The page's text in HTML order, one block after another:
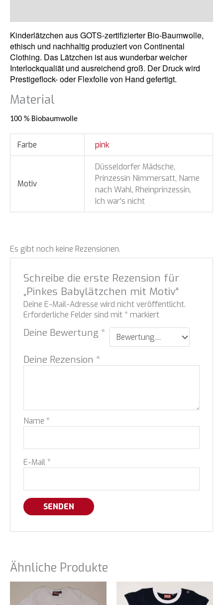
Kinderlätzchen aus GOTS-zertifizierter Bio-Baumwolle,
ethisch und nachhaltig produziert von Continental
Clothing. Das Lätzchen ist aus wunderbar weicher
Interlockqualiät und ausreichend groß. Der Druck wird
Prestigeflock- oder Flexfolie von Hand gefertigt.
Material
100 % Biobaumwolle
Farbe pink
Motiv
Düsseldorfer Mädsche,
Prinzessin Nimmersatt, Name
nach Wahl, Rheinprinzessin,
Ich war's nicht
Es gibt noch keine Rezensionen.
Schreibe die erste Rezension für
„Pinkes Babylätzchen mit Motiv“
Deine E-Mail-Adresse wird nicht veröffentlicht.
Erforderliche Felder sind mit * markiert
Deine Bewertung *
Deine Rezension *
Name *
E-Mail *
Ähnliche Produkte